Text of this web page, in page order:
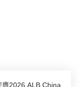
膺2026 ALB China